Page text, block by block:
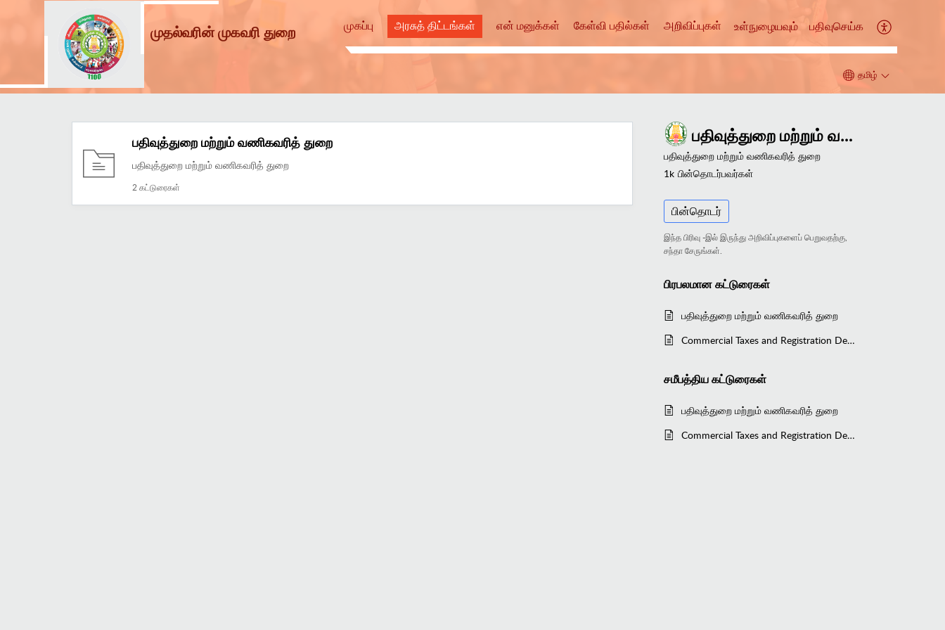
முதல்வரின் முகவரி துறை முகப்பு அரசுத் திட்டங்கள் என் மனுக்கள் கேள்வி பதில்கள் அறிவிப்புகள் உள்நுழையவும் பதிவுசெய்க
தமிழ்
பதிவுத்துறை மற்றும் வணிகவரித் துறை
பதிவுத்துறை மற்றும் வணிகவரித் துறை
2 கட்டுரைகள்
பதிவுத்துறை மற்றும் வணிகவரித் துறை
பதிவுத்துறை மற்றும் வணிகவரித் துறை
1k பின்தொடர்பவர்கள்
பின்தொடர்
இந்த பிரிவு -இல் இருந்து அறிவிப்புகளைப் பெறுவதற்கு,
சந்தா சேருங்கள்.
பிரபலமானகட்டுரைகள்
பதிவுத்துறை மற்றும் வணிகவரித் துறை
Commercial Taxes and Registration Department-Schemes
சமீபத்தியகட்டுரைகள்
பதிவுத்துறை மற்றும் வணிகவரித் துறை
Commercial Taxes and Registration Department-Schemes